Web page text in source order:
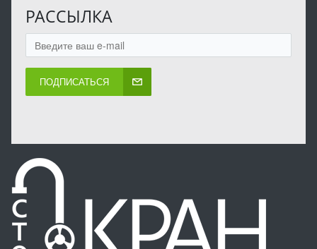
РАССЫЛКА
ПОДПИСАТЬСЯ